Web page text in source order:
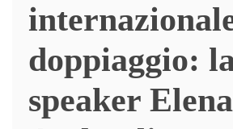
doppiaggio:
speaker Elena